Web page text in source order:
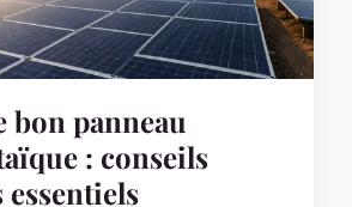
bon panneau
: conseils